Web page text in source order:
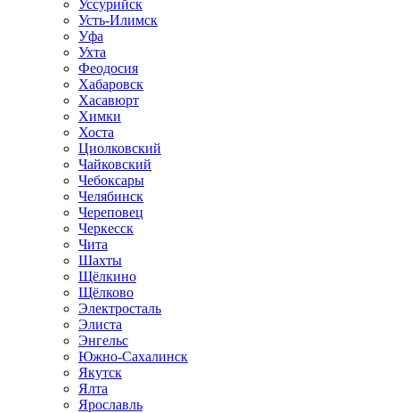
Уссурийск
Усть-Илимск
Уфа
Ухта
Феодосия
Хабаровск
Хасавюрт
Химки
Хоста
Циолковский
Чайковский
Чебоксары
Челябинск
Череповец
Черкесск
Чита
Шахты
Щёлкино
Щёлково
Электросталь
Элиста
Энгельс
Южно-Сахалинск
Якутск
Ялта
Ярославль